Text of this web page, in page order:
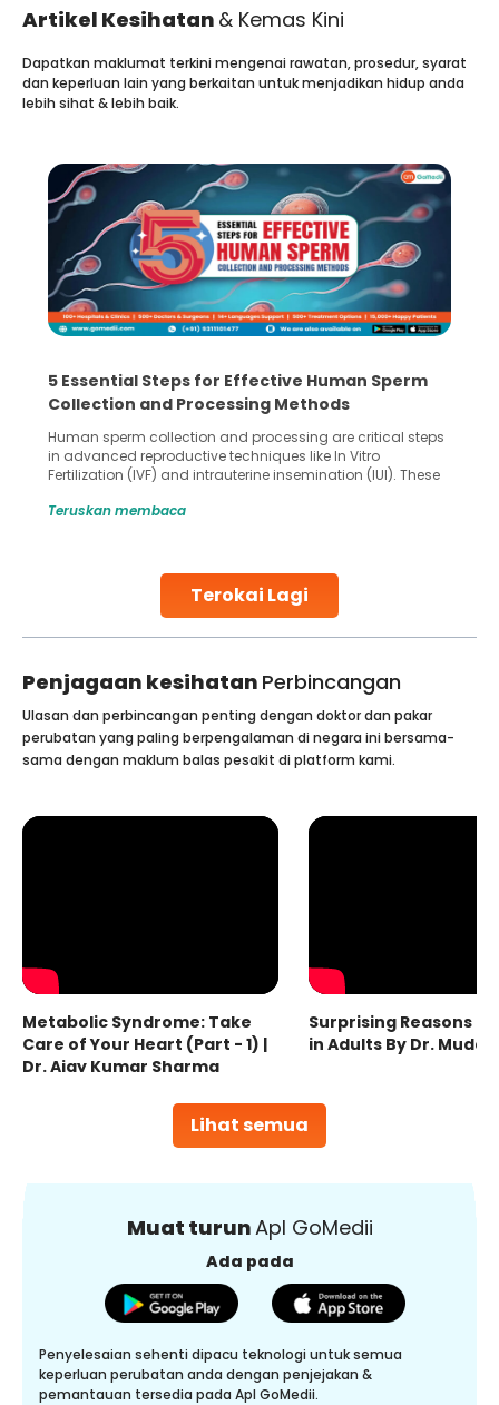
Artikel Kesihatan & Kemas Kini
Terokai Lagi
Dapatkan maklumat terkini mengenai rawatan, prosedur, syarat
dan keperluan lain yang berkaitan untuk menjadikan hidup anda
lebih sihat & lebih baik.
5 Essential Steps for Effective Human Sperm
Collection and Processing Methods
Human sperm collection and processing are critical steps
in advanced reproductive techniques like In Vitro
Fertilization (IVF) and intrauterine insemination (IUI). These
challenges and help couples achieve their dream of
collected, they process the
Teruskan membaca
Penjagaan kesihatan Perbincangan
Lihat semua
Ulasan dan perbincangan penting dengan doktor dan pakar
perubatan yang paling berpengalaman di negara ini bersama-
sama dengan maklum balas pesakit di platform kami.
Metabolic Syndrome: Take
Care of Your Heart (Part - 1) |
Dr. Ajay Kumar Sharma
Surprising Reasons
in Adults By Dr.
Muat turunApl GoMedii
Ada pada
Penyelesaian sehenti dipacu teknologi untuk semua
keperluan perubatan anda dengan penjejakan &
pemantauan tersedia pada Apl GoMedii.